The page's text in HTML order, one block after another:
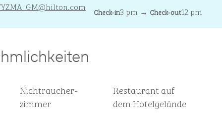
@hilton.com Check-in3 pm → Check-out12 pm
Nichtraucher­
zimmer
Restaurant auf
dem Hotelgelände